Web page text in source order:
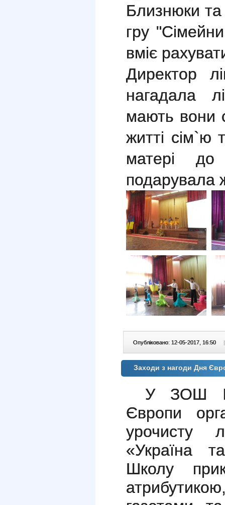
Близнюки та
гру
вміє
Директор
нагадала
мають вони
житті сім`ю
матері
подарувала
Опубліковано: 12-05-2017, 16:50
Заходи з нагоди Дня
У ЗОШ
Європи
урочисту
«Україна
Школу